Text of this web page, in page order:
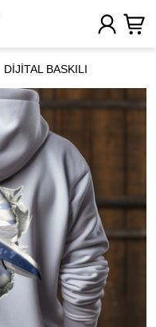
DİJİTAL BASKILI